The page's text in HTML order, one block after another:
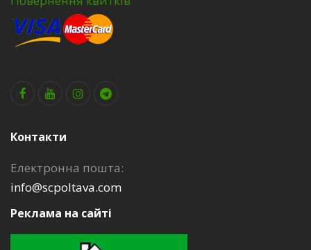
Контакти
Електронна пошта:
info@scpoltava.com
Реклама на сайті